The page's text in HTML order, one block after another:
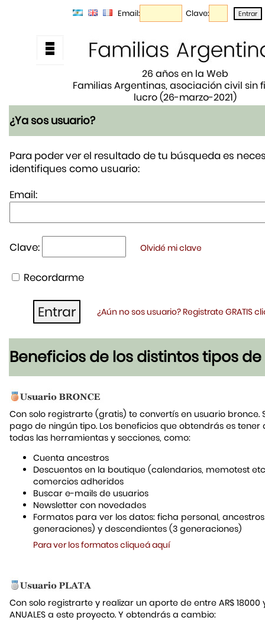
Email: Clave:
26 años en la Web
Familias Argentinas, asociación civil sin
lucro (26-marzo-2021)
¿Ya sos usuario?
Para poder ver el resultado de tu búsqueda es
identifiques como usuario:
Email:
Clave: Olvidé mi clave
Recordarme
¿Aún no sos usuario? Registrate GRATIS
Beneficios de los distintos tipos de
Con solo registrarte (gratis) te convertís en usuario bronce.
pago de ningún tipo. Los beneficios que obtendrás es tener
todas las herramientas y secciones, como:
Cuenta ancestros
Descuentos en la boutique (calendarios, memotest
comercios adheridos
Buscar e-mails de usuarios
Newsletter con novedades
Formatos para ver los datos: ficha personal,
generaciones) y descendientes (3 generaciones)
Para ver los formatos cliqueá aquí
Con solo registrarte y realizar un aporte de entre AR$ 18000
ANUALES a este proyecto. Y obtendrás a cambio: